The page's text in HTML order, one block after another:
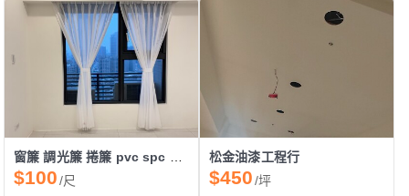
$100/尺
松金油漆工程行
$450/坪